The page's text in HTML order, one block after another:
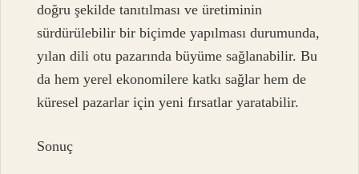
doğru şekilde tanıtılması ve üretiminin
sürdürülebilir bir biçimde yapılması durumunda,
yılan dili otu pazarında büyüme sağlanabilir. Bu
da hem yerel ekonomilere katkı sağlar hem de
küresel pazarlar için yeni fırsatlar yaratabilir.
Sonuç